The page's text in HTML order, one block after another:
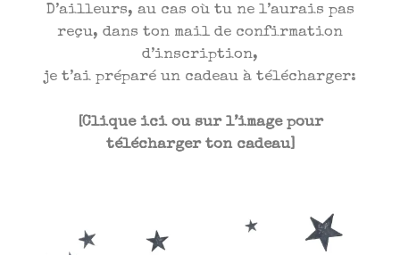
D’ailleurs, au cas où tu ne l’aurais pas
reçu, dans ton mail de confirmation
d’inscription,
je t’ai préparé un cadeau à télécharger:
[Clique ici ou sur l’image pour
télécharger ton cadeau]